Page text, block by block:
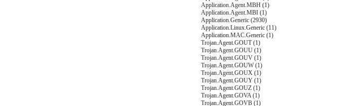
Application.Agent.MBH (1)
Application.Agent.MBI (1)
Application.Generic (2930)
Application.Linux.Generic (11)
Application.MAC.Generic (1)
Trojan.Agent.GOUT (1)
Trojan.Agent.GOUU (1)
Trojan.Agent.GOUV (1)
Trojan.Agent.GOUW (1)
Trojan.Agent.GOUX (1)
Trojan.Agent.GOUY (1)
Trojan.Agent.GOUZ (1)
Trojan.Agent.GOVA (1)
Trojan.Agent.GOVB (1)